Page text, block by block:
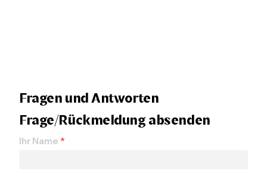
Fragen und Antworten
Frage/Rückmeldung absenden
Ihr Name *